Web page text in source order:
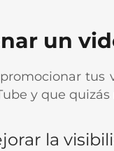
un
y que
la